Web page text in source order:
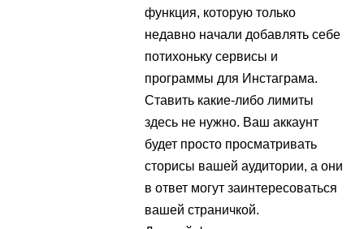
функция, которую только
недавно начали добавлять себе
потихоньку сервисы и
программы для Инстаграма.
Ставить какие-либо лимиты
здесь не нужно. Ваш аккаунт
будет просто просматривать
сторисы вашей аудитории, а они
в ответ могут заинтересоваться
вашей страничкой.